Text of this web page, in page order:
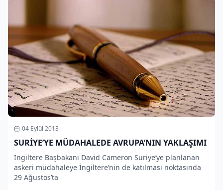
04 Eylül 2013
SURİYE’YE MÜDAHALEDE AVRUPA’NIN YAKLAŞIMI
İngiltere Başbakanı David Cameron Suriye’ye planlanan
askeri müdahaleye İngiltere’nin de katılması noktasında
29 Ağustos’ta